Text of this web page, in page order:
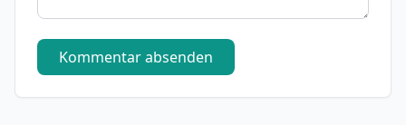
Kommentar absenden